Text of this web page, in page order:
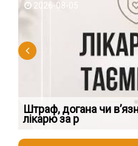
2026-08-05
Штраф, догана чи
лікарю за р